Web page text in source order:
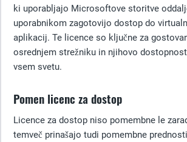
ki uporabljajo Microsoftove storitve
uporabnikom zagotovijo dostop do
aplikacij. Te licence so ključne za
osrednjem strežniku in njihovo
vsem svetu.
Pomen licenc za dostop
Licence za dostop niso pomembne le
temveč prinašajo tudi pomembne